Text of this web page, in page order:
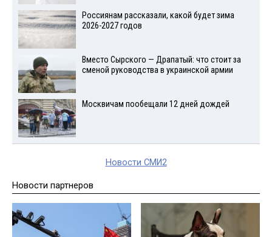
Россиянам рассказали, какой будет зима
2026-2027 годов
Вместо Сырского — Драпатый: что стоит за
сменой руководства в украинской армии
Москвичам пообещали 12 дней дождей
Новости СМИ2
Новости партнеров